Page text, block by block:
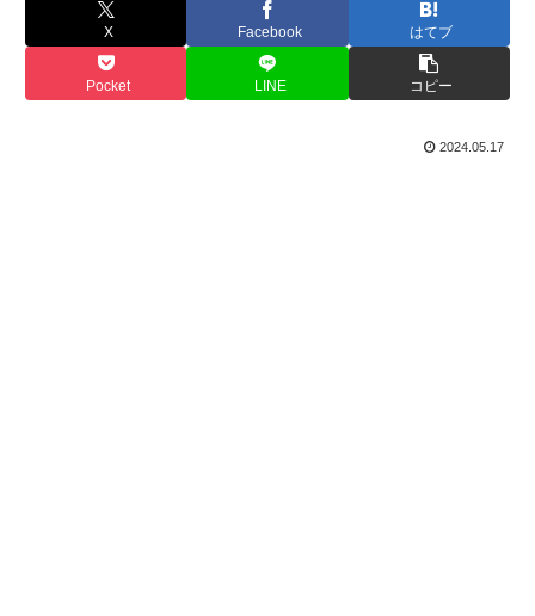
X Facebook はてブ
Pocket LINE コピー
2024.05.17